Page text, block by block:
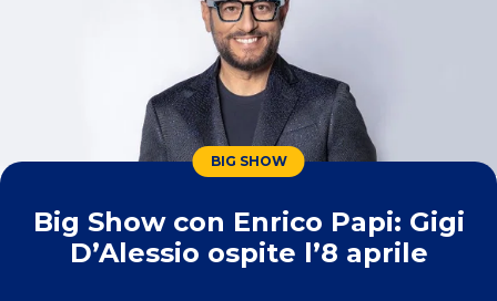
BIG SHOW
Big Show con Enrico Papi: Gigi
D’Alessio ospite l’8 aprile